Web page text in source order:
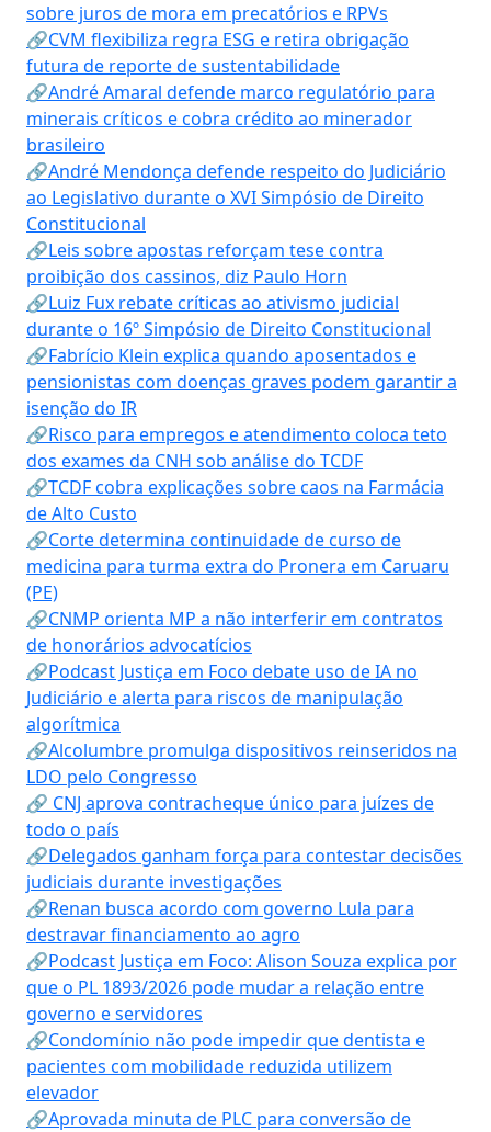
sobre juros de mora em precatórios e RPVs
🔗CVM flexibiliza regra ESG e retira obrigação
futura de reporte de sustentabilidade
🔗André Amaral defende marco regulatório para
minerais críticos e cobra crédito ao minerador
brasileiro
🔗André Mendonça defende respeito do Judiciário
ao Legislativo durante o XVI Simpósio de Direito
Constitucional
🔗Leis sobre apostas reforçam tese contra
proibição dos cassinos, diz Paulo Horn
🔗Luiz Fux rebate críticas ao ativismo judicial
durante o 16º Simpósio de Direito Constitucional
🔗Fabrício Klein explica quando aposentados e
pensionistas com doenças graves podem garantir a
isenção do IR
🔗Risco para empregos e atendimento coloca teto
dos exames da CNH sob análise do TCDF
🔗TCDF cobra explicações sobre caos na Farmácia
de Alto Custo
🔗Corte determina continuidade de curso de
medicina para turma extra do Pronera em Caruaru
(PE)
🔗CNMP orienta MP a não interferir em contratos
de honorários advocatícios
🔗Podcast Justiça em Foco debate uso de IA no
Judiciário e alerta para riscos de manipulação
algorítmica
🔗Alcolumbre promulga dispositivos reinseridos na
LDO pelo Congresso
🔗 CNJ aprova contracheque único para juízes de
todo o país
🔗Delegados ganham força para contestar decisões
judiciais durante investigações
🔗Renan busca acordo com governo Lula para
destravar financiamento ao agro
🔗Podcast Justiça em Foco: Alison Souza explica por
que o PL 1893/2026 pode mudar a relação entre
governo e servidores
🔗Condomínio não pode impedir que dentista e
pacientes com mobilidade reduzida utilizem
elevador
🔗Aprovada minuta de PLC para conversão de